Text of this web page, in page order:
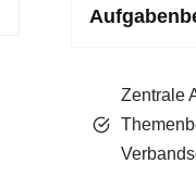
Zentrale